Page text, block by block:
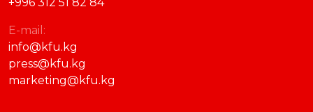
E-mail:
info@kfu.kg
press@kfu.kg
marketing@kfu.kg